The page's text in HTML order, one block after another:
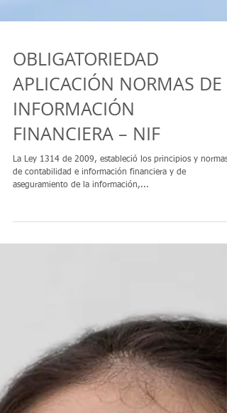
OBLIGATORIEDAD
APLICACIÓN NORMAS DE
INFORMACIÓN
FINANCIERA – NIF
de contabilidad e información financiera y de